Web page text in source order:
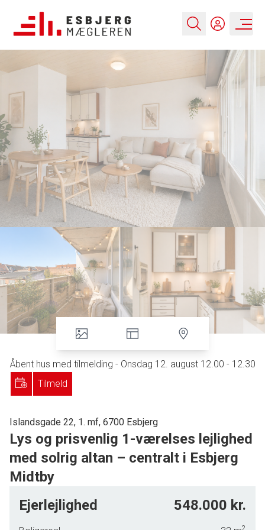
Åbent hus med tilmelding - Onsdag 12. august 12.00 - 12.30
Tilmeld
Islandsgade 22, 1. mf, 6700 Esbjerg
Lys og prisvenlig 1-værelses lejlighed
med solrig altan – centralt i Esbjerg
Midtby
værelses lejlighed, beliggende centralt i Esbjerg Midtby. Her
Ejerlejlighed 548.000 kr.
2